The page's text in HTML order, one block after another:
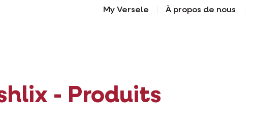
My Versele À propos de nous
- Produits